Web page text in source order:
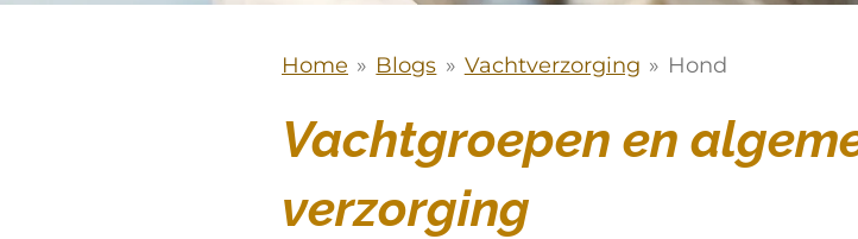
Home » Blogs » Vachtverzorging » Hond
Vachtgroepen en
verzorging